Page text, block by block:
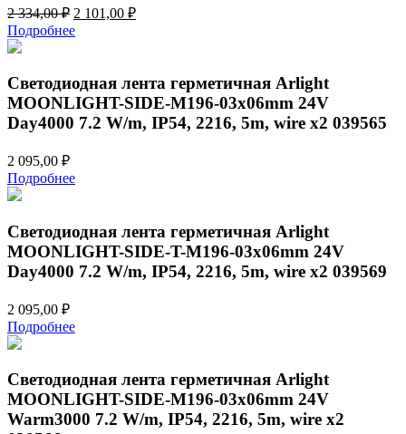
2 334,00₽ Первоначальная
цена
составляла
334,00 ₽.
2 101,00 ₽Текущая
Подробнее
Светодиодная лента герметичная Arlight
MOONLIGHT-SIDE-M196-03x06mm 24V
Day4000 7.2 W/m, IP54, 2216, 5m, wire x2 039565
2 095,00 ₽
Подробнее
Светодиодная лента герметичная Arlight
MOONLIGHT-SIDE-T-M196-03x06mm 24V
Day4000 7.2 W/m, IP54, 2216, 5m, wire x2 039569
2 095,00 ₽
Подробнее
Светодиодная лента герметичная Arlight
MOONLIGHT-SIDE-M196-03x06mm 24V
Warm3000 7.2 W/m, IP54, 2216, 5m, wire x2